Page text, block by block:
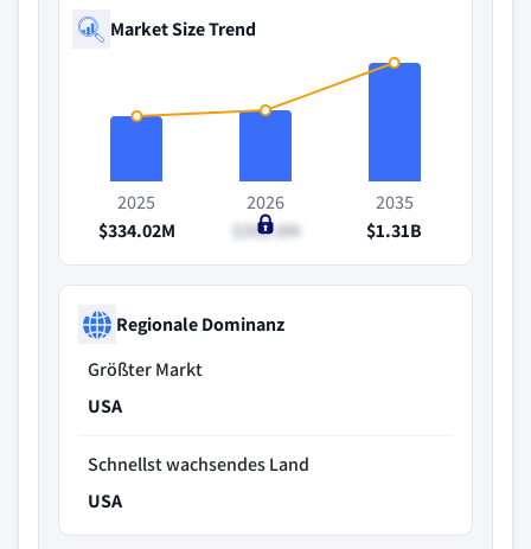
Market Size Trend
2025
$334.02M
2026
$392.6M
2035
$1.31B
Regionale Dominanz
Größter Markt
USA
Schnellst wachsendes Land
USA